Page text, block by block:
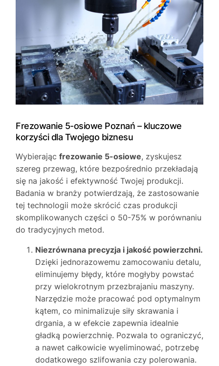
Frezowanie 5-osiowe Poznań – kluczowe
korzyści dla Twojego biznesu
Wybierając frezowanie 5-osiowe, zyskujesz
szereg przewag, które bezpośrednio przekładają
się na jakość i efektywność Twojej produkcji.
Badania w branży potwierdzają, że zastosowanie
tej technologii może skrócić czas produkcji
skomplikowanych części o 50-75% w porównaniu
do tradycyjnych metod.
Niezrównana precyzja i jakość powierzchni.
Dzięki jednorazowemu zamocowaniu detalu,
eliminujemy błędy, które mogłyby powstać
przy wielokrotnym przezbrajaniu maszyny.
Narzędzie może pracować pod optymalnym
kątem, co minimalizuje siły skrawania i
drgania, a w efekcie zapewnia idealnie
gładką powierzchnię. Pozwala to ograniczyć,
a nawet całkowicie wyeliminować, potrzebę
dodatkowego szlifowania czy polerowania.